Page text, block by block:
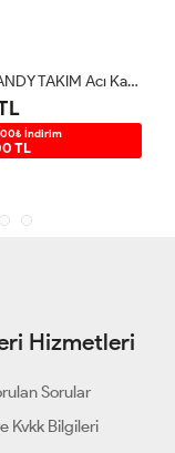
ÜÇLÜ SANDY TAKIM Acı Kahve
İndirim
TL
Hizmetleri
Sorular
Kvkk Bilgileri